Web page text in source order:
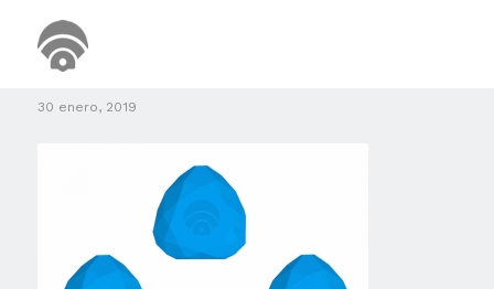
blog_beacon4
30 enero, 2019